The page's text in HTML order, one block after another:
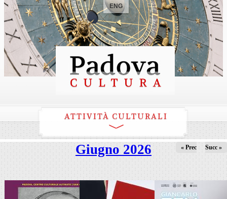
ENG
ATTIVITÀ CULTURALI
Giugno 2026 « Prec Succ »